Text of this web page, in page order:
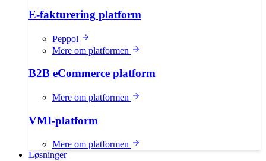
E-fakturering platform
Peppol
Mere om platformen
B2B eCommerce platform
Mere om platformen
VMI-platform
Mere om platformen
Løsninger